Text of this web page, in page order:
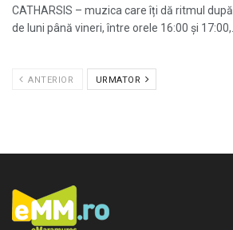
CATHARSIS – muzica care îți dă ritmul
de luni până vineri, între orele 16:00 și 17:00,...
ANTERIOR URMATOR